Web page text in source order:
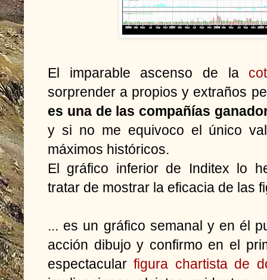
El imparable ascenso de la
sorprender a propios y extraños
es una de las compañías
y si no me equivoco el único
máximos históricos.
El gráfico inferior de Inditex lo
tratar de mostrar la eficacia de las
... es un gráfico semanal y en él
acción dibujo y confirmo en el
espectacularfigura chartista de